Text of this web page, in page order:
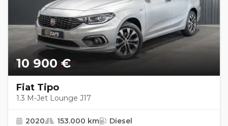
10 900 €
Fiat Tipo
1.3 M-Jet Lounge J17
2020 153.000 km Diesel